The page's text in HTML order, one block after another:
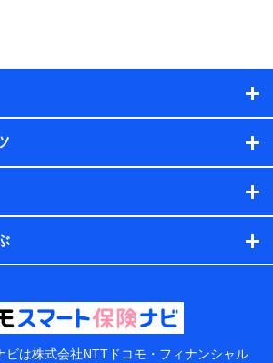
的、保険商品の内容、保険料、保険料
のメーカーや走行距離などの情報、建
の情報及び保険の更改案内等を提供し
社NTTドコモ・フィナンシャルグルー
保有する保険契約に関する情報。例と
及び被保険者の氏名、住所、生年月
約者と被保険者の関係、保険加入の目
容、保険料、保険料のお支払方法、車
距離などの情報、建物の構造や築年数
トの種類や年齢などの情報などが含ま
受領当事者が個人データを取得する方法
方法等
者の範囲】
ビは株式会社NTTドコモ・フィナンシャル